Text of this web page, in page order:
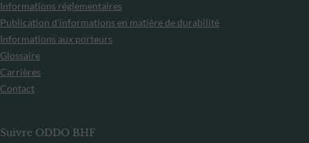
Informations réglementaires
Publication d’informations en matière de durabilité
Informations aux porteurs
Glossaire
Carrières
Contact
Suivre ODDO BHF